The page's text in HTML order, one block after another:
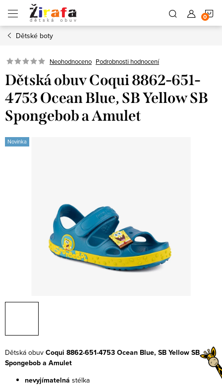
obsah
Dětské boty
Neohodnoceno Podrobnosti hodnocení
Dětská obuv Coqui 8862-651-
4753 Ocean Blue, SB Yellow SB
Spongebob a Amulet
Novinka
Dětská obuv Coqui 8862-651-4753 Ocean Blue, SB Yellow SB
Spongebob a Amulet
nevyjímatelná stélka